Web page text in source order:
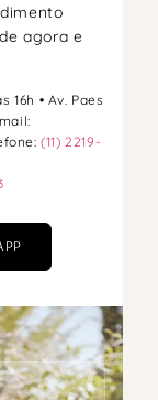
agora e
16h • Av. Paes
(11) 2219-